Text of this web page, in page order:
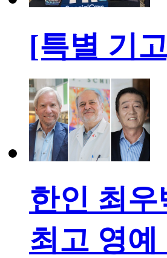
[특별 기
한인 최
최고 영